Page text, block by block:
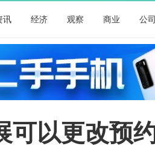
讯 经济 观察 商业 公
可以更改预